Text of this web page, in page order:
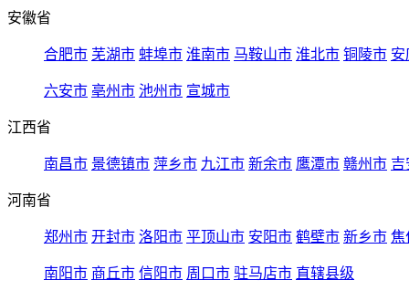
安徽省
合肥市 芜湖市 蚌埠市 淮南市 马鞍山市 淮北市 铜陵市 安
六安市 亳州市 池州市 宣城市
江西省
南昌市 景德镇市 萍乡市 九江市 新余市 鹰潭市 赣州市 吉
河南省
郑州市 开封市 洛阳市 平顶山市 安阳市 鹤壁市 新乡市 焦
南阳市 商丘市 信阳市 周口市 驻马店市 直辖县级